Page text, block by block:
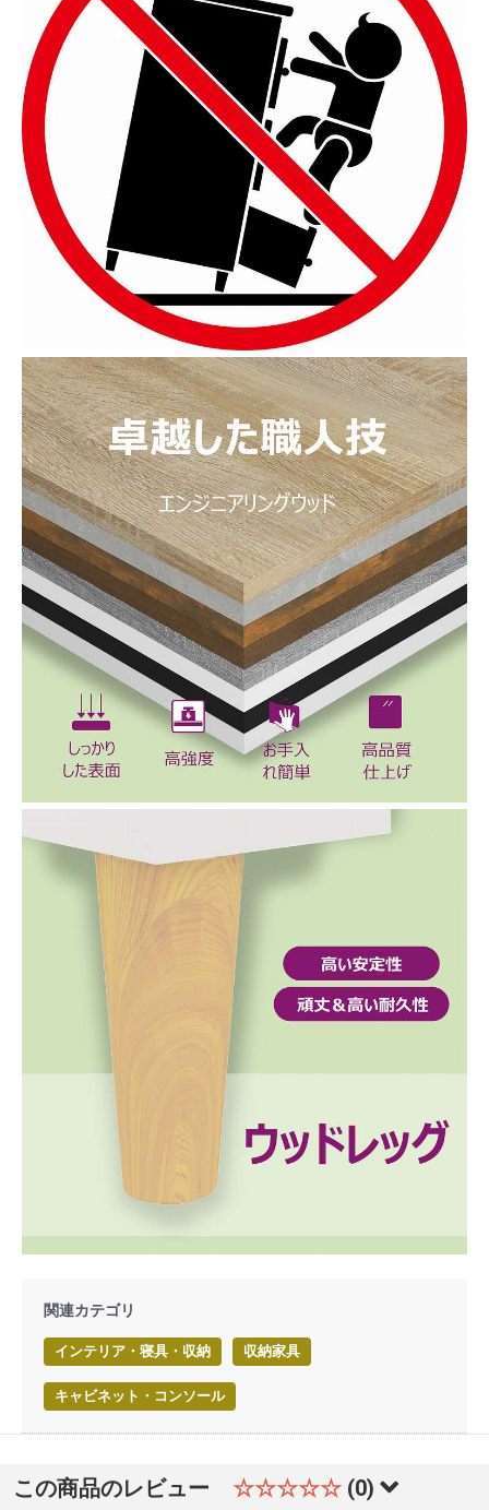
関連カテゴリ
インテリア・寝具・収納 収納家具
キャビネット・コンソール
この商品のレビュー ☆☆☆☆☆ (0)